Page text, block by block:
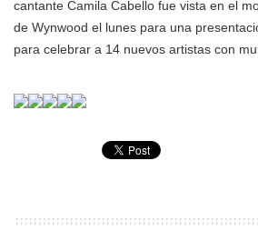
cantante Camila Cabello fue vista en el
de Wynwood el lunes para una
para celebrar a 14 nuevos artistas con